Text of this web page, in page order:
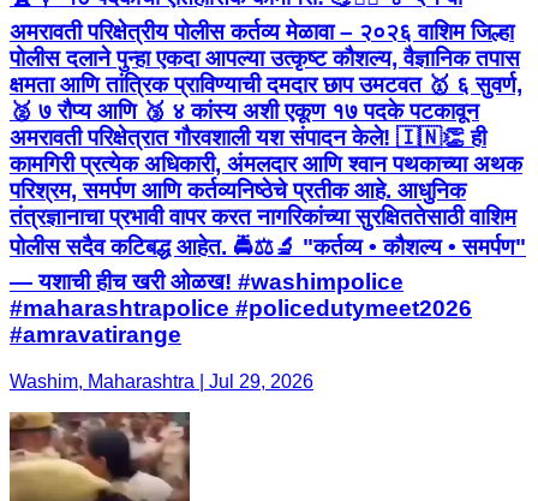
अमरावती परिक्षेत्रीय पोलीस कर्तव्य मेळावा – २०२६ वाशिम जिल्हा
पोलीस दलाने पुन्हा एकदा आपल्या उत्कृष्ट कौशल्य, वैज्ञानिक तपास
क्षमता आणि तांत्रिक प्राविण्याची दमदार छाप उमटवत 🥇 ६ सुवर्ण,
🥈 ७ रौप्य आणि 🥉 ४ कांस्य अशी एकूण १७ पदके पटकावून
अमरावती परिक्षेत्रात गौरवशाली यश संपादन केले! 🇮🇳👏 ही
कामगिरी प्रत्येक अधिकारी, अंमलदार आणि श्वान पथकाच्या अथक
परिश्रम, समर्पण आणि कर्तव्यनिष्ठेचे प्रतीक आहे. आधुनिक
तंत्रज्ञानाचा प्रभावी वापर करत नागरिकांच्या सुरक्षिततेसाठी वाशिम
पोलीस सदैव कटिबद्ध आहेत. 🚔⚖️🔬 "कर्तव्य • कौशल्य • समर्पण"
— यशाची हीच खरी ओळख! #washimpolice
#maharashtrapolice #policedutymeet2026
#amravatirange
Washim, Maharashtra | Jul 29, 2026